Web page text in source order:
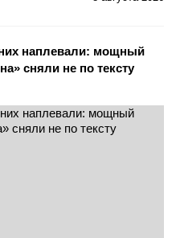
наплевали: мощный
сняли не по тексту